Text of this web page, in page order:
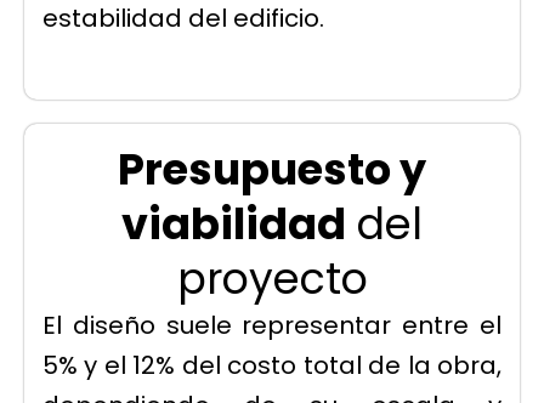
estabilidad del edificio.
Presupuesto y
viabilidad del
proyecto
El diseño suele representar entre el
5% y el 12% del costo total de la obra,